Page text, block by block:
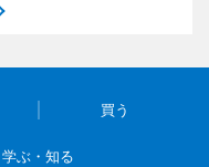
買う
学ぶ・知る